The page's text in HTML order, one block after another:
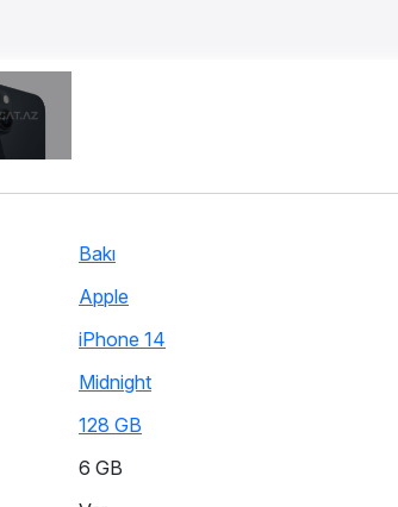
Bakı
Apple
iPhone 14
Midnight
128 GB
6 GB